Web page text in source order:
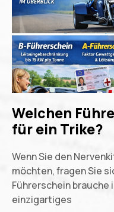
Welchen
für ein Trike?
Wenn Sie den
möchten, fragen Sie
Führerschein brauche
einzigartiges